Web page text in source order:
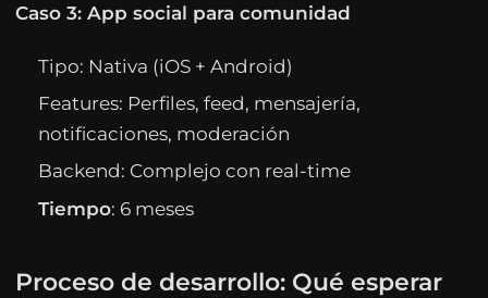
Caso 3: App social para comunidad
Tipo: Nativa (iOS + Android)
Features: Perfiles, feed, mensajería,
notificaciones, moderación
Backend: Complejo con real-time
Tiempo: 6 meses
Proceso de desarrollo: Qué esperar